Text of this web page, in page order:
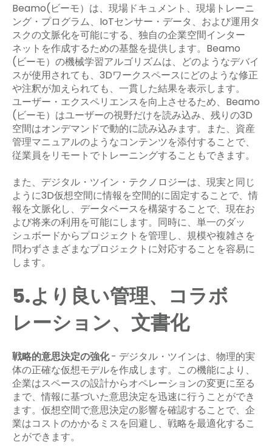
Beamo(ビーモ）は、現場ドキュメント、現場トレーニ
ング・プログラム、IoTセンサー・データ、および運用タ
スクの文脈化を可能にする、独自の企業空間インター
ネットを作成するための基盤を提供します。Beamo
(ビーモ）の機械学習アルゴリズムは、どのようなデバイ
スが使用されても、3Dワークスペースにどのような修正
や注釈が加えられても、一貫した結果を表示します。
ユーザー・エクスペリエンスを向上させるため、Beamo
(ビーモ）はユーザーの視野だけを読み込み、残りの3D
空間はオンデマンドで動的に読み込みます。また、資産
管理マニュアルのようなコンテンツを添付することで、
従業員をリモートでトレーニングすることもできます。
また、デジタル・ツイン・テクノロジーは、現実と同じ
ように3D仮想空間に情報を空間的に固定することで、情
報を文脈化し、データベースを構築することで、現在お
よび将来の利用を可能にします。同時に、単一のダッ
シュボードからプロジェクトを管理し、規模や複雑さを
問わずさまざまなプロジェクトに対応することを容易に
します。
5.より良い管理、コラボ
レーション、文書化
戦略的意思決定の強化- デジタル・ツインは、物理的実
体の正確な仮想モデルを作成します。この機能により、
企業はスペースの設計からオペレーションの変更に至る
まで、情報に基づいた意思決定を迅速に行うことができ
ます。仮想空間で意思決定の影響を確認することで、企
業はコストのかかるミスを回避し、戦略を最適化するこ
とができます。